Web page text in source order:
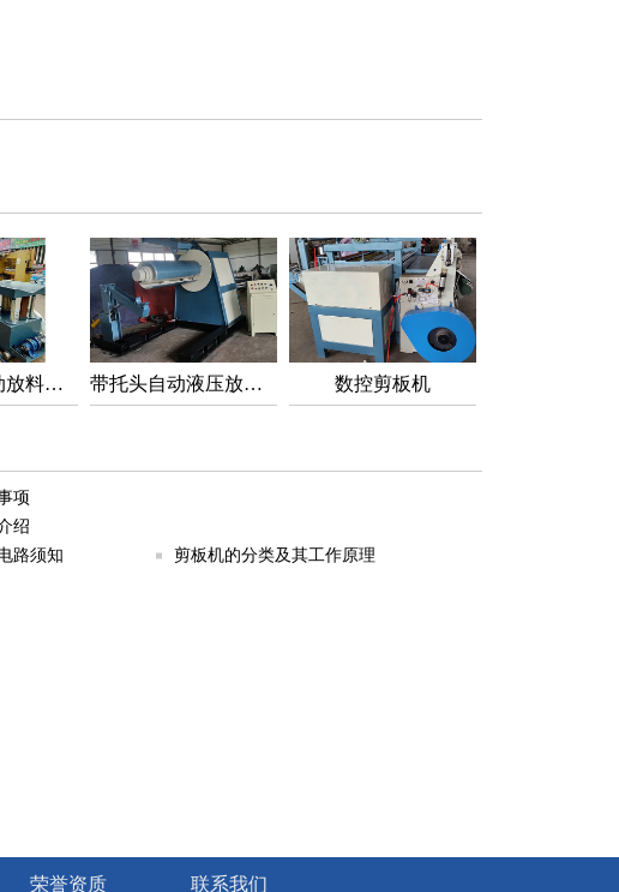
10吨液压自动放料架【开卷机】 带托头自动液压放料架 数控剪板机
项
绍
路须知
剪板机的分类及其工作原理
荣誉资质 联系我们